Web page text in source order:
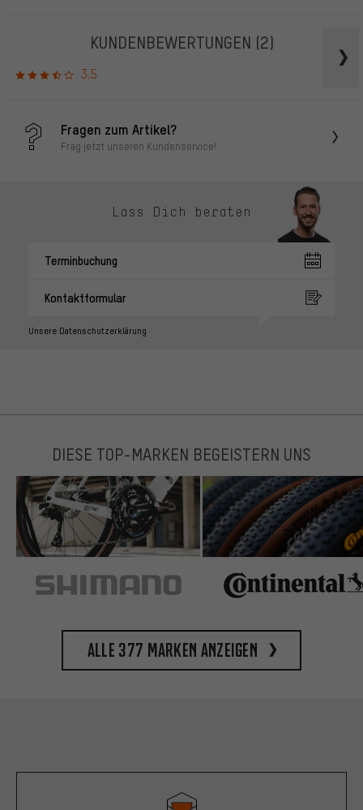
KUNDENBEWERTUNGEN (2)
3.5
Fragen zum Artikel?
Frag jetzt unseren Kundenservice!
Lass Dich beraten
Terminbuchung
Kontaktformular
Unsere Datenschutzerklärung
DIESE TOP-MARKEN BEGEISTERN UNS
Alle 377 Marken anzeigen